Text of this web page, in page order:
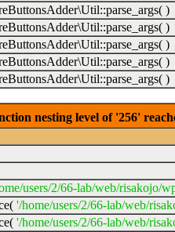
)
)
)
)
)
nesting level of '256'
users/2/66-lab/web/risakojo/
'/home/users/2/66-lab/web/
'/home/users/2/66-lab/web/